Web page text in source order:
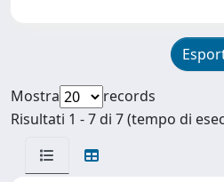
Mostra
records
Risultati 1 - 7 di 7 (tempo di